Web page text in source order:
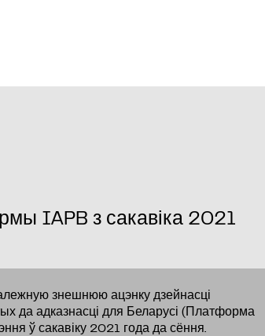
IAPB з сакавіка 2021
знешнюю ацэнку дзейнасці
да адказнасці для Беларусі (Платформа
ў сакавіку 2021 года да сёння.